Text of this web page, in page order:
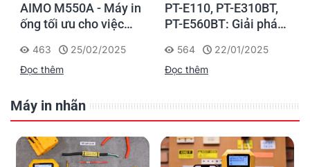
AIMO M550A - Máy in
ống tối ưu cho việc
nhận diện cáp điện,
cáp mạng
463
25/02/2025
Đọc thêm
PT-E110, PT-E310BT,
PT-E560BT: Giải pháp
nghiệp của Brother
564
22/01/2025
Đọc thêm
Máy in nhãn